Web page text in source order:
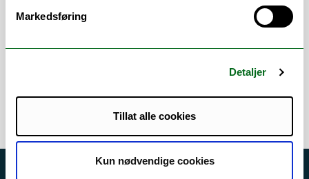
Markedsføring
Detaljer
Tillat alle cookies
Kun nødvendige cookies
visuell kommunikasjon.